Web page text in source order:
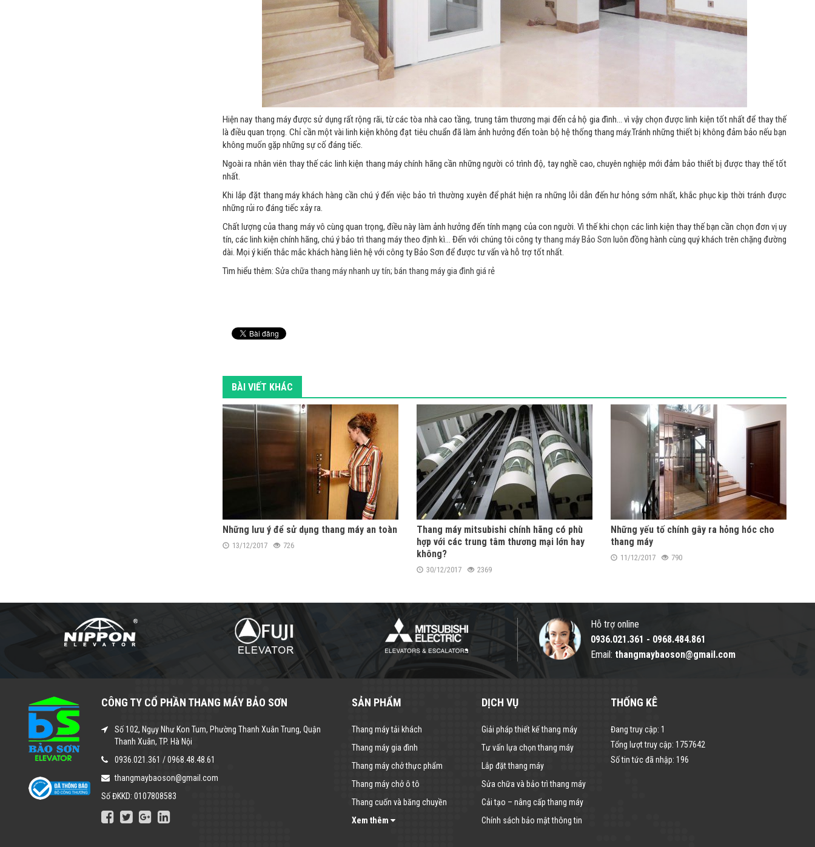
Hiện nay thang máy được sử dụng rất rộng rãi, từ các tòa nhà cao tầng, trung tâm thương mại đến cả hộ gia đình… vì vậy chọn được linh kiện tốt nhất để thay thế
là điều quan trọng. Chỉ cần một vài linh kiện không đạt tiêu chuẩn đã làm ảnh hưởng đến toàn bộ hệ thống thang máy.Tránh những thiết bị không đảm bảo nếu bạn
không muốn gặp những sự cố đáng tiếc.
Ngoài ra nhân viên thay thế các linh kiện thang máy chính hãng cần những người có trình độ, tay nghề cao, chuyên nghiệp mới đảm bảo thiết bị được thay thế tốt
nhất.
Khi lắp đặt thang máy khách hàng cần chú ý đến việc bảo trì thường xuyên để phát hiện ra những lỗi dẫn đến hư hỏng sớm nhất, khắc phục kịp thời tránh được
những rủi ro đáng tiếc xảy ra.
Chất lượng của thang máy vô cùng quan trọng, điều này làm ảnh hưởng đến tính mạng của con người. Vì thế khi chọn các linh kiện thay thế bạn cần chọn đơn vị uy
tín, các linh kiện chính hãng, chú ý bảo trì thang máy theo định kì… Đến với chúng tôi công tythang máy Bảo Sơn luôn đồng hành cùng quý khách trên chặng đường
dài. Mọi ý kiến thắc mắc khách hàng liên hệ với công ty Bảo Sơn để được tư vấn và hỗ trợ tốt nhất.
Tìm hiểu thêm: Sửa chữa thang máy nhanh uy tín; bán thang máy gia đình giá rẻ
BÀI VIẾT KHÁC
Những lưu ý để sử dụng thang máy an toàn
13/12/2017 726
Thang máy mitsubishi chính hãng có phù
hợp với các trung tâm thương mại lớn hay
không?
30/12/2017 2369
Những yếu tố chính gây ra hỏng hóc cho
thang máy
11/12/2017 790
Hỗ trợ online
0936.021.361 - 0968.484.861
Email: thangmaybaoson@gmail.com
CÔNG TY CỔ PHẦN THANG MÁY BẢO SƠN
Số 102, Ngụy Như Kon Tum, Phường Thanh Xuân Trung, Quận
Thanh Xuân, TP. Hà Nội
0936.021.361 /0968.48.48.61
thangmaybaoson@gmail.com
Số ĐKKD: 0107808583
SẢN PHẨM
Thang máy tải khách
Thang máy gia đình
Thang máy chở thực phẩm
Thang máy chở ô tô
Thang cuốn và băng chuyền
Xem thêm
DỊCH VỤ
Giải pháp thiết kế thang máy
Tư vấn lựa chọn thang máy
Lắp đặt thang máy
Sửa chữa và bảo trì thang máy
Cải tạo – nâng cấp thang máy
Chính sách bảo mật thông tin
THỐNG KÊ
Đang truy cập: 1
Tổng lượt truy cập: 1757642
Số tin tức đã nhập: 196